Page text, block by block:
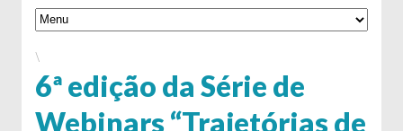
\
6ª edição da Série de
Webinars “Trajetórias de